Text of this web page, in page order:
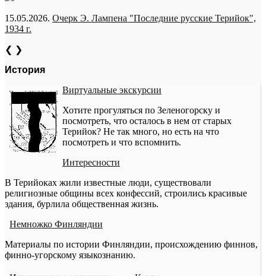
15.05.2026. Очерк Э. Лампена "Последние русские Терийок",
1934 г.
❮ ❯
История
Виртуальные экскурсии
Хотите прогуляться по Зеленогорску и
посмотреть, что осталось в нем от старых
Терийок? Не так много, но есть на что
посмотреть и что вспомнить.
Интересности
В Терийоках жили известные люди, существовали
религиозные общины всех конфессий, строились красивые
здания, бурлила общественная жизнь.
Немножко Финляндии
Материалы по истории Финляндии, происхождению финнов,
финно-угорскому языкознанию.